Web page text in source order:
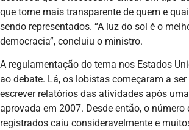
que torne mais transparente de quem e
sendo representados. “A luz do sol é o
democracia”, concluiu o ministro.
A regulamentação do tema nos Estados
ao debate. Lá, os lobistas começaram a
escrever relatórios das atividades após
aprovada em 2007. Desde então, o
registrados caiu consideravelmente e